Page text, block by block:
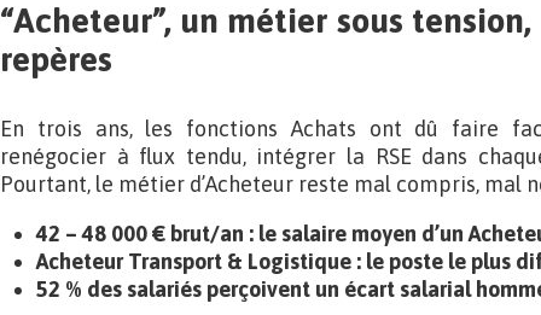
“Acheteur”, un métier sous
repères
En trois ans, les fonctions Achats ont dû faire
renégocier à flux tendu, intégrer la RSE dans
Pourtant, le métier d’Acheteur reste mal compris, mal
42 – 48 000 € brut/an : le salaire moyen d’un
Acheteur Transport & Logistique : le poste le plus
52 % des salariés perçoivent un écart salarial